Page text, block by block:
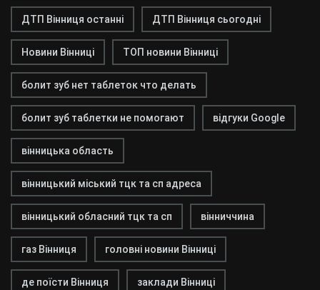
ДТП Вінниця останні ДТП Вінниця сьогодні
Новини Вінниці ТОП новини Вінниці
болит зуб нет таблеток что делать
болит зуб таблетки не помогают відгуки Google
вінницька область
вінницький міський тцк та сп адреса
вінницький обласний тцк та сп вінниччина
газ Вінниця головні новини Вінниці
де поїсти Вінниця заклади Вінниці